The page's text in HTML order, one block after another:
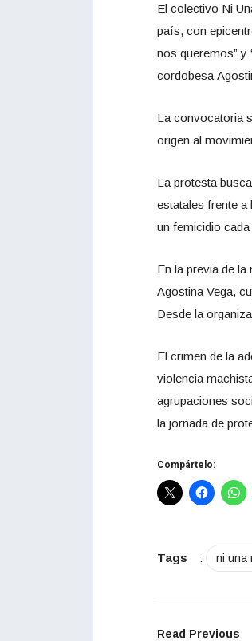
El colectivo Ni
país, con
nos queremos” y
cordobesa
La convocatoria
origen al
La protesta
estatales frente a
un femicidio
En la previa de
Agostina Vega,
Desde la
El crimen de la
violencia
agrupaciones
la jornada de
Compártelo:
Tags : ni una
Read Previous